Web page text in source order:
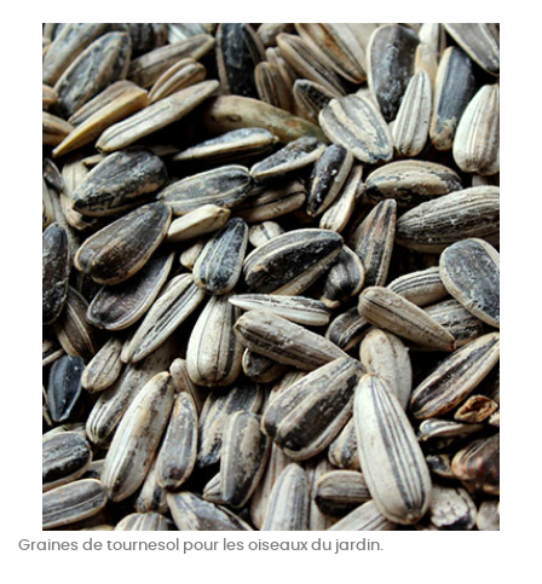
Graines de tournesol pour les oiseaux du jardin.